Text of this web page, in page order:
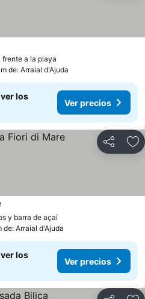
frente a la playa
de: Arraial d'Ajuda
los
Ver precios
Compartir
y barra de açaí
de: Arraial d'Ajuda
los
Ver precios